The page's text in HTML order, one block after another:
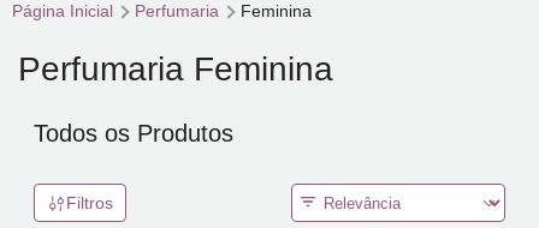
Página Inicial Perfumaria Feminina
Perfumaria Feminina
Todos os Produtos
Filtros